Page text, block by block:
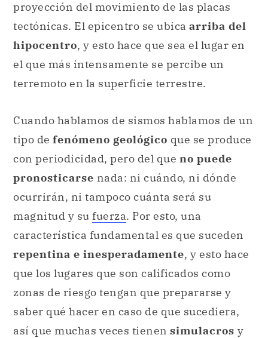
proyección del movimiento de las placas
tectónicas. El epicentro se ubica arriba del
hipocentro, y esto hace que sea el lugar en
el que más intensamente se percibe un
terremoto en la superficie terrestre.
Cuando hablamos de sismos hablamos de un
tipo de fenómeno geológico que se produce
con periodicidad, pero del que no puede
pronosticarse nada: ni cuándo, ni dónde
ocurrirán, ni tampoco cuánta será su
magnitud y su fuerza. Por esto, una
característica fundamental es que suceden
repentina e inesperadamente, y esto hace
que los lugares que son calificados como
zonas de riesgo tengan que prepararse y
saber qué hacer en caso de que sucediera,
así que muchas veces tienen simulacros y